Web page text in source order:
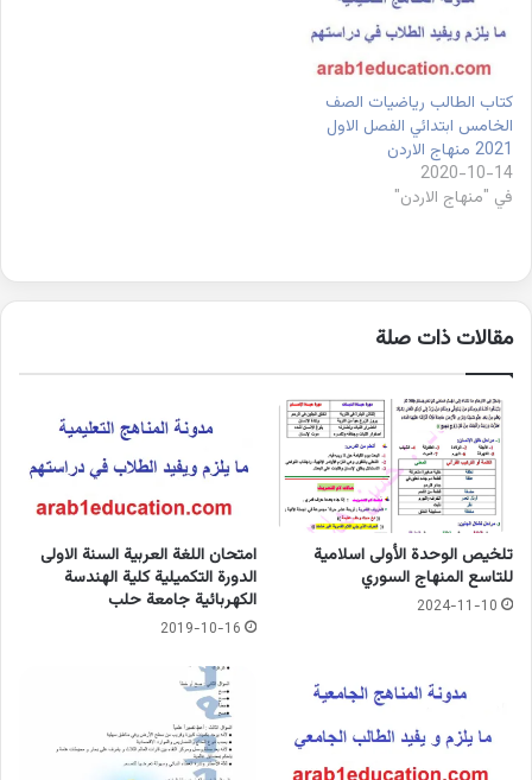
كتاب الطالب رياضيات الصف
الخامس ابتدائي الفصل الاول
2021 منهاج الاردن
2020-10-14
في "منهاج الاردن"
مقالات ذات صلة
تلخيص الوحدة الأولى اسلامية
للتاسع المنهاج السوري
2024-11-10
امتحان اللغة العربية السنة الاولى
الدورة التكميلية كلية الهندسة
الكهربائية جامعة حلب
2019-10-16